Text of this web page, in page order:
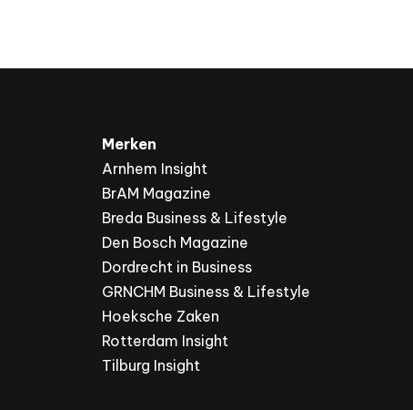
Merken
Arnhem Insight
BrAM Magazine
Breda Business & Lifestyle
Den Bosch Magazine
Dordrecht in Business
GRNCHM Business & Lifestyle
Hoeksche Zaken
Rotterdam Insight
Tilburg Insight